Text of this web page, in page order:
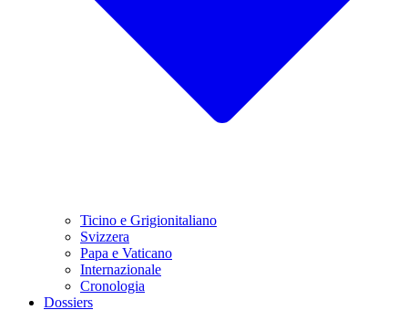
Ticino e Grigionitaliano
Svizzera
Papa e Vaticano
Internazionale
Cronologia
Dossiers